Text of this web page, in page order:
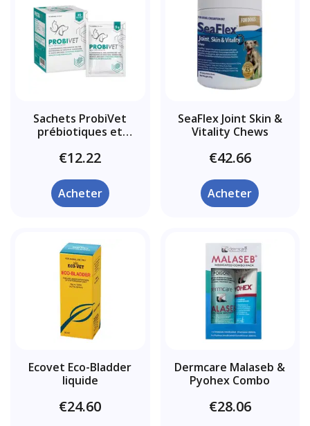
Sachets ProbiVet
prébiotiques et
€12.22
Acheter
SeaFlex Joint Skin &
Vitality Chews
€42.66
Acheter
Ecovet Eco-Bladder
liquide
€24.60
Dermcare Malaseb &
Pyohex Combo
€28.06